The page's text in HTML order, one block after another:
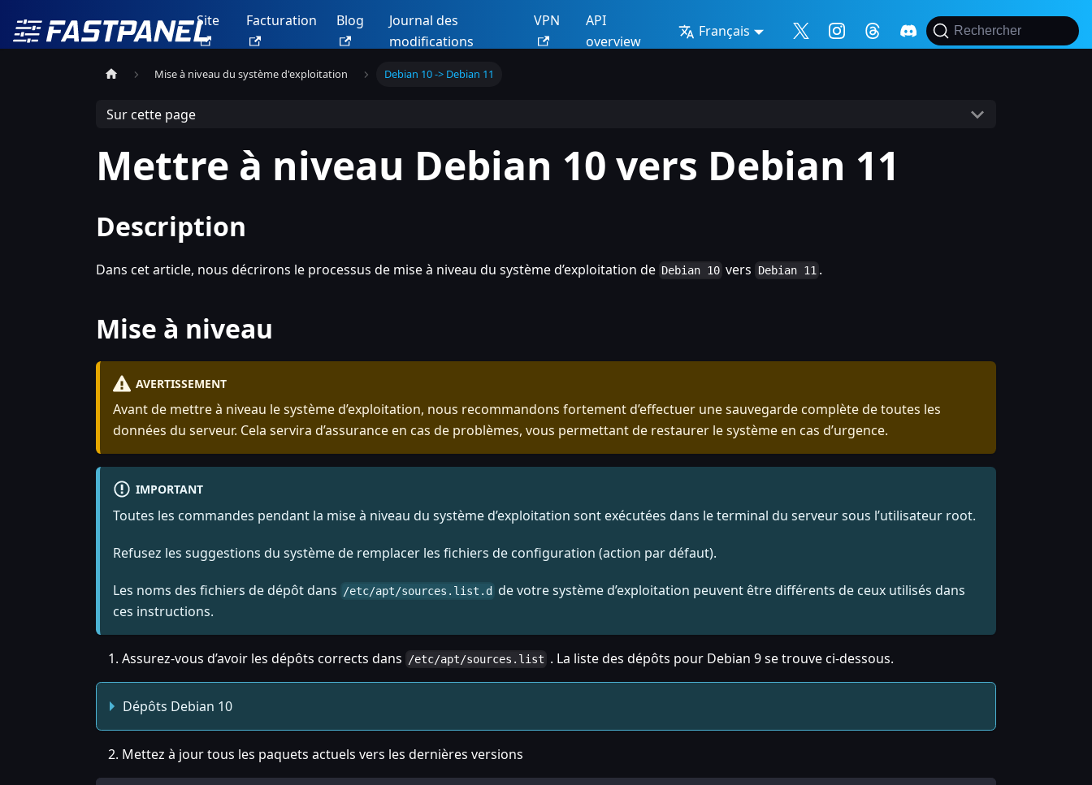
Site Facturation Blog
Journal des
modifications
VPN
API
overview
Français Rechercher
Mise à niveau du système d'exploitation Debian 10 -> Debian 11
Sur cette page
Mettre à niveau Debian 10 vers Debian 11
Description
Dans cet article, nous décrirons le processus de mise à niveau du système d’exploitation de Debian 10 vers Debian 11 .
Mise à niveau
AVERTISSEMENT
Avant de mettre à niveau le système d’exploitation, nous recommandons fortement d’effectuer une sauvegarde complète de toutes les
données du serveur. Cela servira d’assurance en cas de problèmes, vous permettant de restaurer le système en cas d’urgence.
IMPORTANT
Toutes les commandes pendant la mise à niveau du système d’exploitation sont exécutées dans le terminal du serveur sous l’utilisateur root.
Refusez les suggestions du système de remplacer les fichiers de configuration (action par défaut).
Les noms des fichiers de dépôt dans /etc/apt/sources.list.d
de votre système d’exploitation peuvent être différents de ceux utilisés dans
ces instructions.
Assurez-vous d’avoir les dépôts corrects dans /etc/apt/sources.list . La liste des dépôts pour Debian 9 se trouve ci-dessous.
Dépôts Debian 10
Mettez à jour tous les paquets actuels vers les dernières versions